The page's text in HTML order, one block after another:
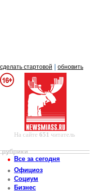
сделать стартовой обновить
На сайте651 читатель
рубрики
Все за сегодня
Официоз
Социум
Бизнес